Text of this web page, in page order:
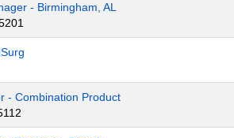
- Birmingham, AL
- Combination Product